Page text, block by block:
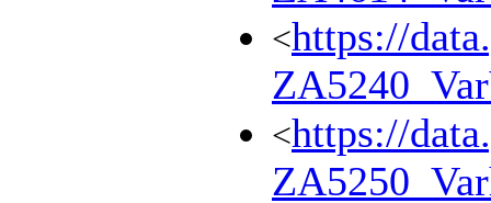
<https://
<https://